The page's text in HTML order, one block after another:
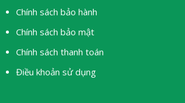
Chính sách bảo hành
Chính sách bảo mật
Chính sách thanh toán
Điều khoản sử dụng